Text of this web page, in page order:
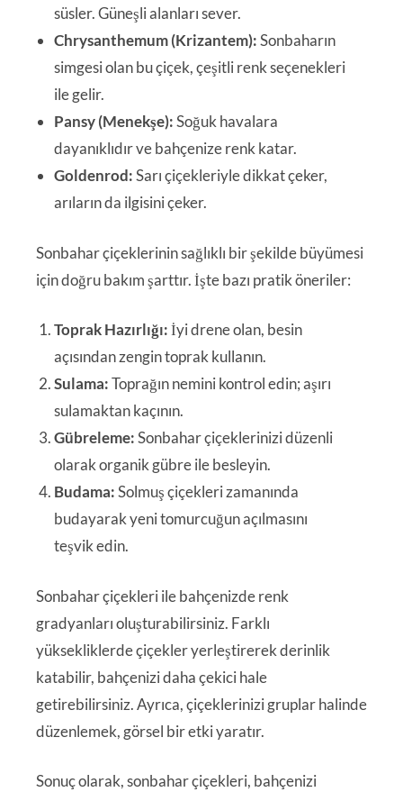
süsler. Güneşli alanları sever.
Chrysanthemum (Krizantem):Sonbaharın
simgesi olan bu çiçek, çeşitli renk seçenekleri
ile gelir.
Pansy (Menekşe):Soğuk havalara
dayanıklıdır ve bahçenize renk katar.
Goldenrod:Sarı çiçekleriyle dikkat çeker,
arıların da ilgisini çeker.
Sonbahar çiçeklerinin sağlıklı bir şekilde büyümesi
için doğru bakım şarttır. İşte bazı pratik öneriler:
Toprak Hazırlığı:İyi drene olan, besin
açısından zengin toprak kullanın.
Sulama:Toprağın nemini kontrol edin; aşırı
sulamaktan kaçının.
Gübreleme:Sonbahar çiçeklerinizi düzenli
olarak organik gübre ile besleyin.
Budama:Solmuş çiçekleri zamanında
budayarak yeni tomurcuğun açılmasını
teşvik edin.
Sonbahar çiçekleri ile bahçenizde renk
gradyanları oluşturabilirsiniz. Farklı
yüksekliklerde çiçekler yerleştirerek derinlik
katabilir, bahçenizi daha çekici hale
getirebilirsiniz. Ayrıca, çiçeklerinizi gruplar halinde
düzenlemek, görsel bir etki yaratır.
Sonuç olarak, sonbahar çiçekleri, bahçenizi